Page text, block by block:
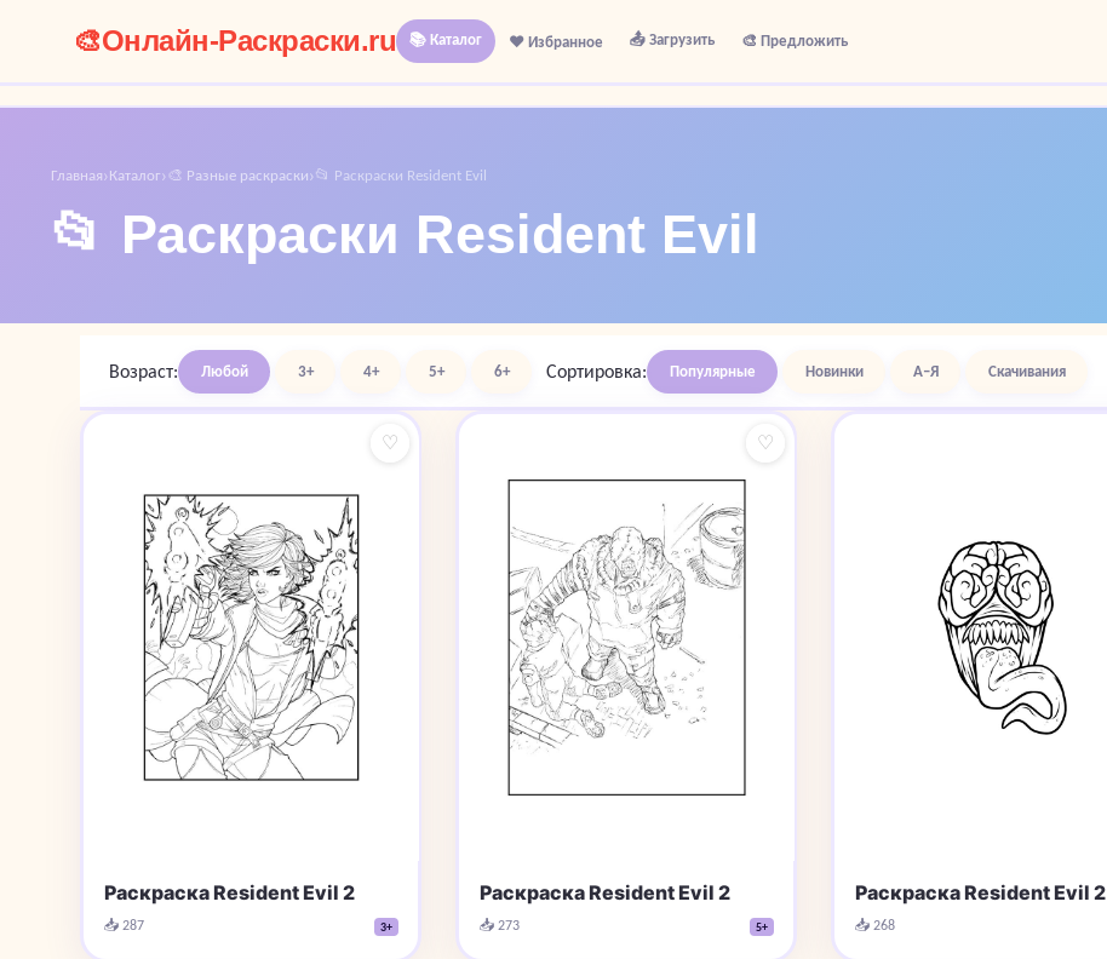
🎨Онлайн-Раскраски.ru 📚 Каталог ❤️ Избранное 📤 Загрузить 🎨 Предложить
Главная›Каталог›🎨 Разные раскраски›📂 Раскраски Resident Evil
📂 Раскраски Resident Evil
Возраст: Любой 3+ 4+ 5+ 6+ Сортировка: Популярные Новинки А–Я Скачивания
♡
Раскраска Resident Evil 2
📥 287 3+
♡
Раскраска Resident Evil 2
📥 273 5+
Раскраска Resident Evil 2
📥 268